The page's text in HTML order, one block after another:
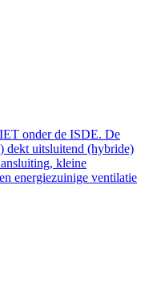
onder de ISDE. De
dekt uitsluitend (hybride)
kleine
energiezuinige ventilatie